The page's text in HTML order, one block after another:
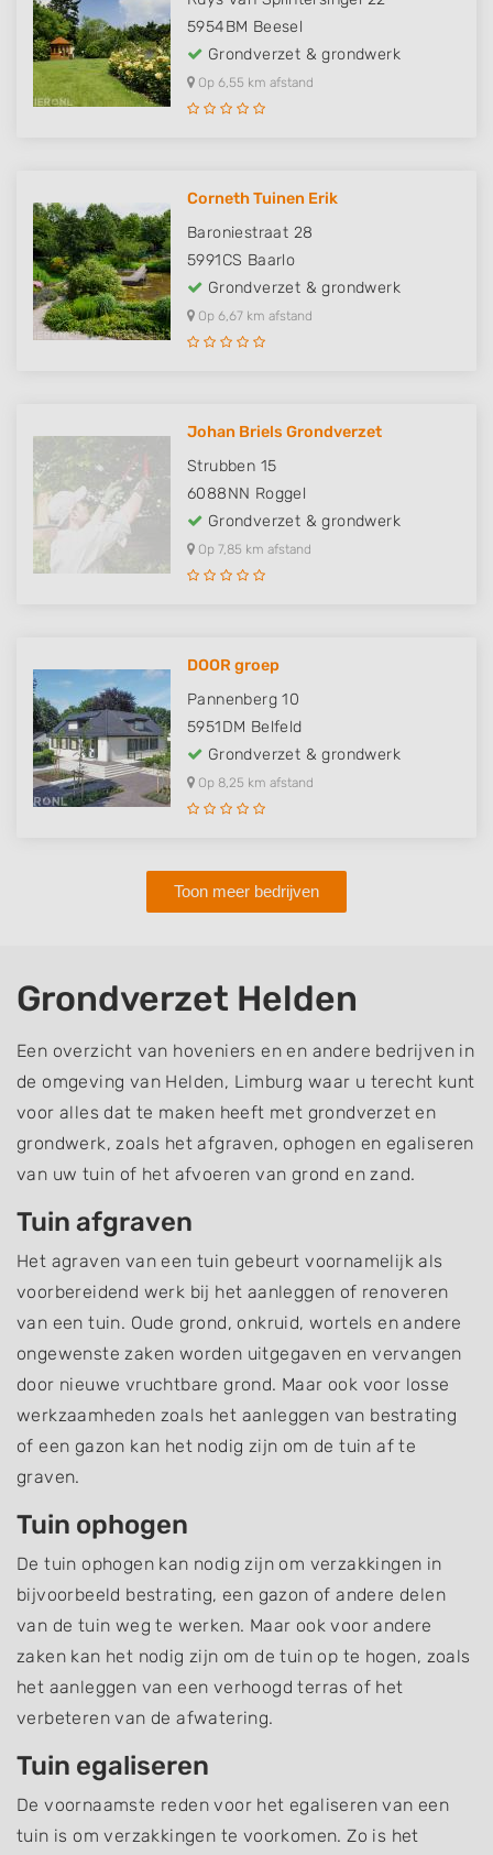
5954BM Beesel
Grondverzet & grondwerk
Op 6,55 km afstand
Corneth Tuinen Erik
Baroniestraat 28
5991CS Baarlo
Grondverzet & grondwerk
Op 6,67 km afstand
Johan Briels Grondverzet
Strubben 15
6088NN Roggel
Grondverzet & grondwerk
Op 7,85 km afstand
DOOR groep
Pannenberg 10
5951DM Belfeld
Grondverzet & grondwerk
Op 8,25 km afstand
Toon meer bedrijven
Grondverzet Helden
Een overzicht van hoveniers en en andere bedrijven in
de omgeving van Helden, Limburg waar u terecht kunt
voor alles dat te maken heeft met grondverzet en
grondwerk, zoals het afgraven, ophogen en egaliseren
van uw tuin of het afvoeren van grond en zand.
Tuin afgraven
Het agraven van een tuin gebeurt voornamelijk als
voorbereidend werk bij het aanleggen of renoveren
van een tuin. Oude grond, onkruid, wortels en andere
ongewenste zaken worden uitgegaven en vervangen
door nieuwe vruchtbare grond. Maar ook voor losse
werkzaamheden zoals het aanleggen van bestrating
of een gazon kan het nodig zijn om de tuin af te
graven.
Tuin ophogen
De tuin ophogen kan nodig zijn om verzakkingen in
bijvoorbeeld bestrating, een gazon of andere delen
van de tuin weg te werken. Maar ook voor andere
zaken kan het nodig zijn om de tuin op te hogen, zoals
het aanleggen van een verhoogd terras of het
verbeteren van de afwatering.
Tuin egaliseren
De voornaamste reden voor het egaliseren van een
tuin is om verzakkingen te voorkomen. Zo is het